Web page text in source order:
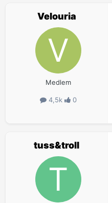
Velouria
Medlem
4,5k 0
tuss&troll